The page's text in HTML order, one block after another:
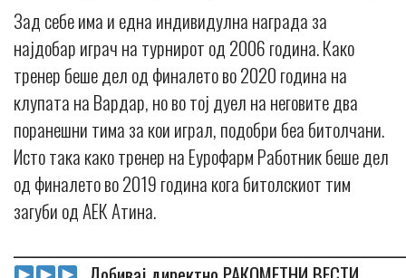
Зад себе има и една индивидулнa награда за
најдобар играч на турнирот од 2006 година. Како
тренер беше дел од финалето во 2020 година на
клупата на Вардар, но во тој дуел на неговите два
поранешни тима за кои играл, подобри беа битолчани.
Исто така како тренер на Еурофарм Работник беше дел
од финалето во 2019 година кога битолскиот тим
загуби од АЕК Атина.